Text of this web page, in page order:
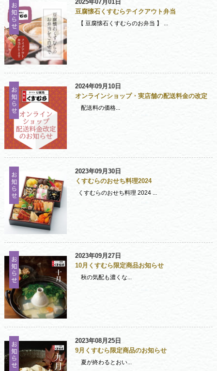
2025年07月01日
豆腐懐石くすむらテイクアウト弁当
【 豆腐懐石くすむらのお弁当 】 ...
2024年09月10日
オンラインショップ・実店舗の配送料金の改定
配送料の価格...
2023年09月30日
くすむらのおせち料理2024
くすむらのおせち料理 2024 ...
2023年09月27日
10月くすむら限定商品お知らせ
秋の気配も濃くな...
2023年08月25日
9月くすむら限定商品のお知らせ
夏が終わるとおい...